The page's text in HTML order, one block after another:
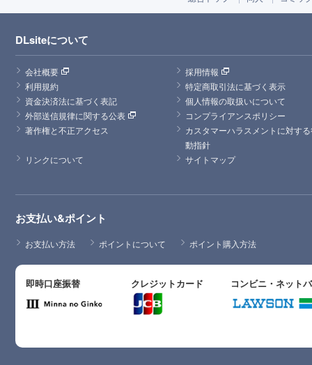
DLsiteについて
会社概要
採用情報
利用規約
特定商取引法に基づく表示
資金決済法に基づく表記
個人情報の取扱いについて
外部送信規律に関する公表
コンプライアンスポリシー
著作権と不正アクセス
カスタマーハラスメントに対す
動指針
リンクについて
サイトマップ
お支払い&ポイント
お支払い方法 ポイントについて ポイント購入方法
即時口座振替 クレジットカード コンビニ・ネット